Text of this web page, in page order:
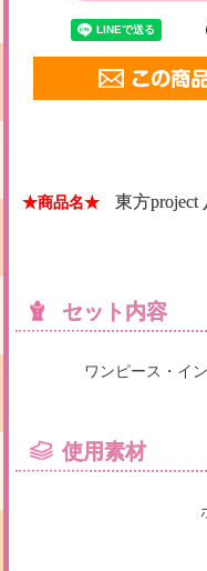
★商品名★
東方project
セット内容
ワンピース・イ
使用素材